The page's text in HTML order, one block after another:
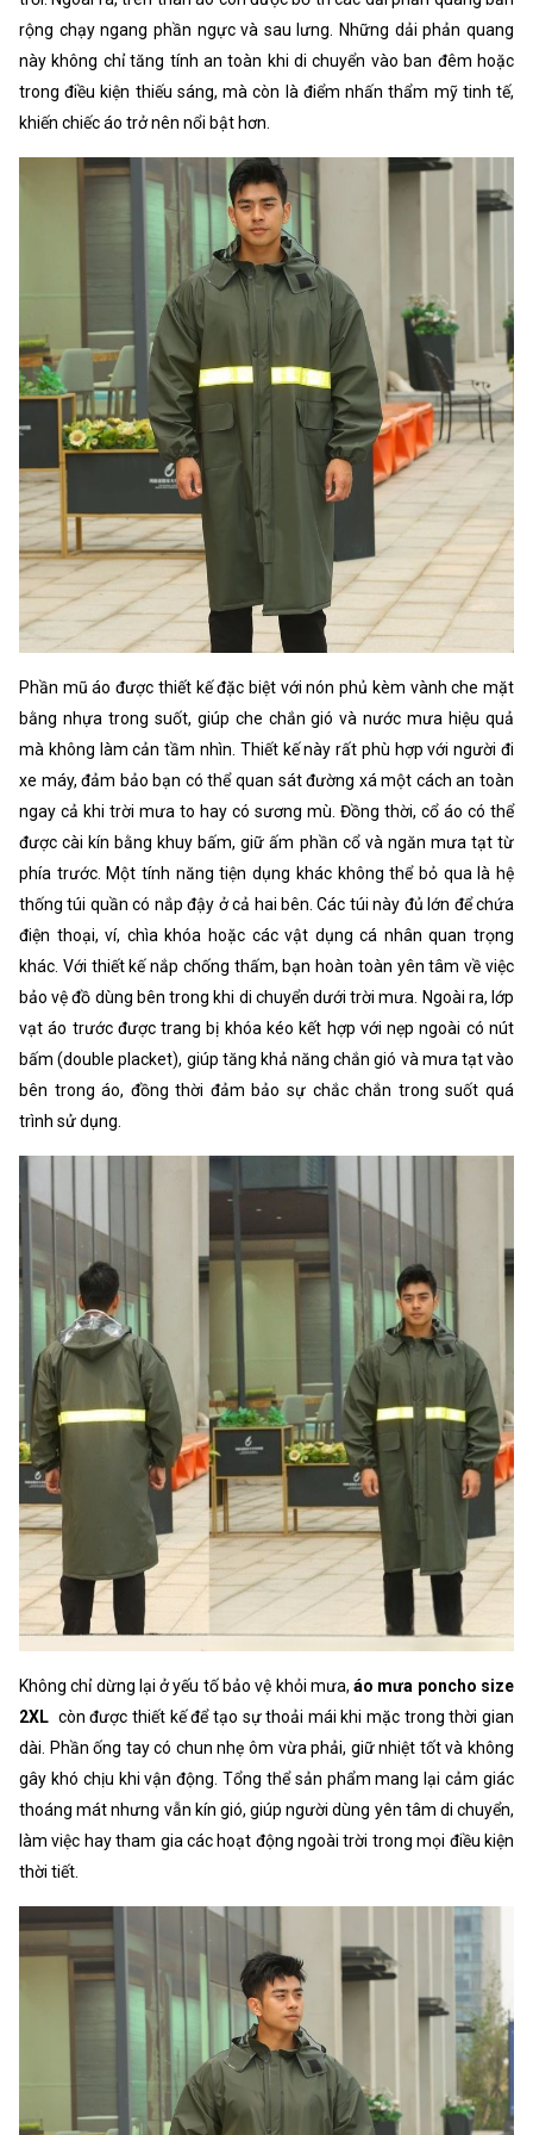
rộng chạy ngang phần ngực và sau lưng. Những dải phản quang
này không chỉ tăng tính an toàn khi di chuyển vào ban đêm hoặc
trong điều kiện thiếu sáng, mà còn là điểm nhấn thẩm mỹ tinh tế,
khiến chiếc áo trở nên nổi bật hơn.
Phần mũ áo được thiết kế đặc biệt với nón phủ kèm vành che mặt
bằng nhựa trong suốt, giúp che chắn gió và nước mưa hiệu quả
mà không làm cản tầm nhìn. Thiết kế này rất phù hợp với người đi
xe máy, đảm bảo bạn có thể quan sát đường xá một cách an toàn
ngay cả khi trời mưa to hay có sương mù. Đồng thời, cổ áo có thể
được cài kín bằng khuy bấm, giữ ấm phần cổ và ngăn mưa tạt từ
phía trước. Một tính năng tiện dụng khác không thể bỏ qua là hệ
thống túi quần có nắp đậy ở cả hai bên. Các túi này đủ lớn để chứa
điện thoại, ví, chìa khóa hoặc các vật dụng cá nhân quan trọng
khác. Với thiết kế nắp chống thấm, bạn hoàn toàn yên tâm về việc
bảo vệ đồ dùng bên trong khi di chuyển dưới trời mưa. Ngoài ra, lớp
vạt áo trước được trang bị khóa kéo kết hợp với nẹp ngoài có nút
bấm (double placket), giúp tăng khả năng chắn gió và mưa tạt vào
bên trong áo, đồng thời đảm bảo sự chắc chắn trong suốt quá
trình sử dụng.
Không chỉ dừng lại ở yếu tố bảo vệ khỏi mưa,áo mưa poncho size
2XL còn được thiết kế để tạo sự thoải mái khi mặc trong thời gian
dài. Phần ống tay có chun nhẹ ôm vừa phải, giữ nhiệt tốt và không
gây khó chịu khi vận động. Tổng thể sản phẩm mang lại cảm giác
thoáng mát nhưng vẫn kín gió, giúp người dùng yên tâm di chuyển,
làm việc hay tham gia các hoạt động ngoài trời trong mọi điều kiện
thời tiết.